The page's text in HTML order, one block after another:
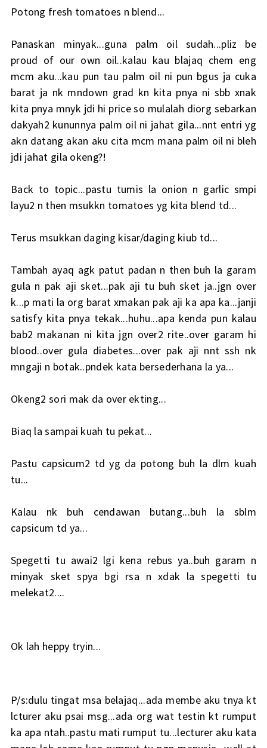
Potong fresh tomatoes n blend...
Panaskan minyak...guna palm oil sudah...pliz be
proud of our own oil..kalau kau blajaq chem eng
mcm aku...kau pun tau palm oil ni pun bgus ja cuka
barat ja nk mndown grad kn kita pnya ni sbb xnak
kita pnya mnyk jdi hi price so mulalah diorg sebarkan
dakyah2 kununnya palm oil ni jahat gila...nnt entri yg
akn datang akan aku cita mcm mana palm oil ni bleh
jdi jahat gila okeng?!
Back to topic...pastu tumis la onion n garlic smpi
layu2 n then msukkn tomatoes yg kita blend td...
Terus msukkan daging kisar/daging kiub td...
Tambah ayaq agk patut padan n then buh la garam
gula n pak aji sket...pak aji tu buh sket ja..jgn over
k...p mati la org barat xmakan pak aji ka apa ka...janji
satisfy kita pnya tekak...huhu...apa kenda pun kalau
bab2 makanan ni kita jgn over2 rite..over garam hi
blood..over gula diabetes...over pak aji nnt ssh nk
mngaji n botak..pndek kata bersederhana la ya...
Okeng2 sori mak da over ekting...
Biaq la sampai kuah tu pekat...
Pastu capsicum2 td yg da potong buh la dlm kuah
tu...
Kalau nk buh cendawan butang...buh la sblm
capsicum td ya...
Spegetti tu awai2 lgi kena rebus ya..buh garam n
minyak sket spya bgi rsa n xdak la spegetti tu
melekat2....
Ok lah heppy tryin...
P/s:dulu tingat msa belajaq...ada membe aku tnya kt
lcturer aku psai msg...ada org wat testin kt rumput
ka apa ntah..pastu mati rumput tu...lecturer aku kata